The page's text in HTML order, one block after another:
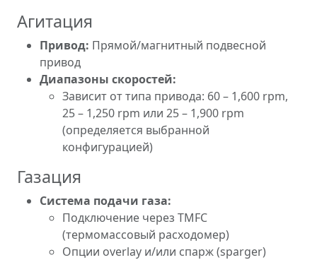
Агитация
Привод: Прямой/магнитный подвесной
привод
Диапазоны скоростей:
Зависит от типа привода: 60 – 1,600 rpm,
25 – 1,250 rpm или 25 – 1,900 rpm
(определяется выбранной
конфигурацией)
Газация
Система подачи газа:
Подключение через TMFC
(термомассовый расходомер)
Опции overlay и/или спарж (sparger)